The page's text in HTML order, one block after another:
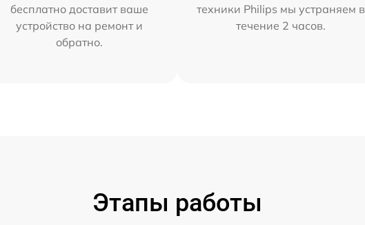
бесплатно доставит ваше
устройство на ремонт и
обратно.
техники Philips мы устраняем в
течение 2 часов.
Этапы работы